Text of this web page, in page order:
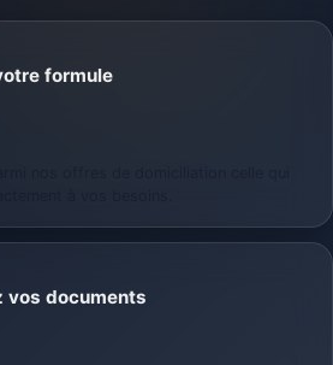
formule
vos documents